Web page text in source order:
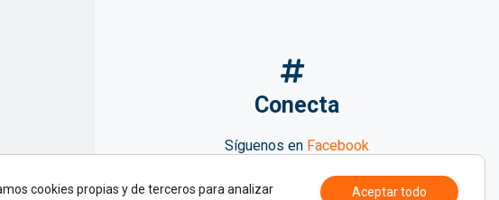
Conecta
Síguenos en Facebook
cookies propias y de terceros para analizar
Aceptar todo